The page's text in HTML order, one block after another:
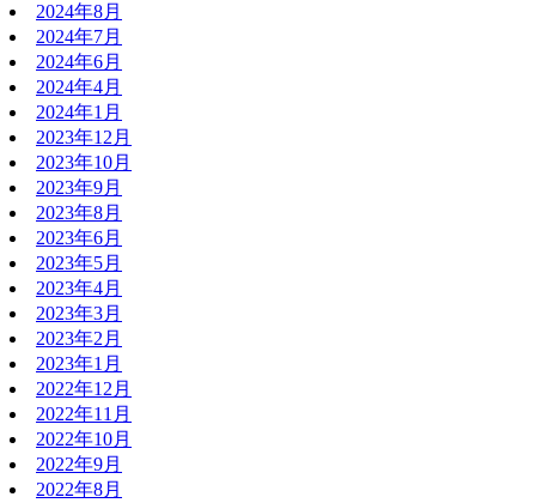
2024年8月
2024年7月
2024年6月
2024年4月
2024年1月
2023年12月
2023年10月
2023年9月
2023年8月
2023年6月
2023年5月
2023年4月
2023年3月
2023年2月
2023年1月
2022年12月
2022年11月
2022年10月
2022年9月
2022年8月